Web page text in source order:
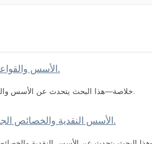
الأسس والقواعد التى يقوم عليها المنهج الفني.
خلاصة—هذا البحث يتحدث عن الأسس والقواعد التى يقوم عليها المنهج الفني.
الأسس النقدية والخصائص الجمالية التي أثارتها حركة التجديد.